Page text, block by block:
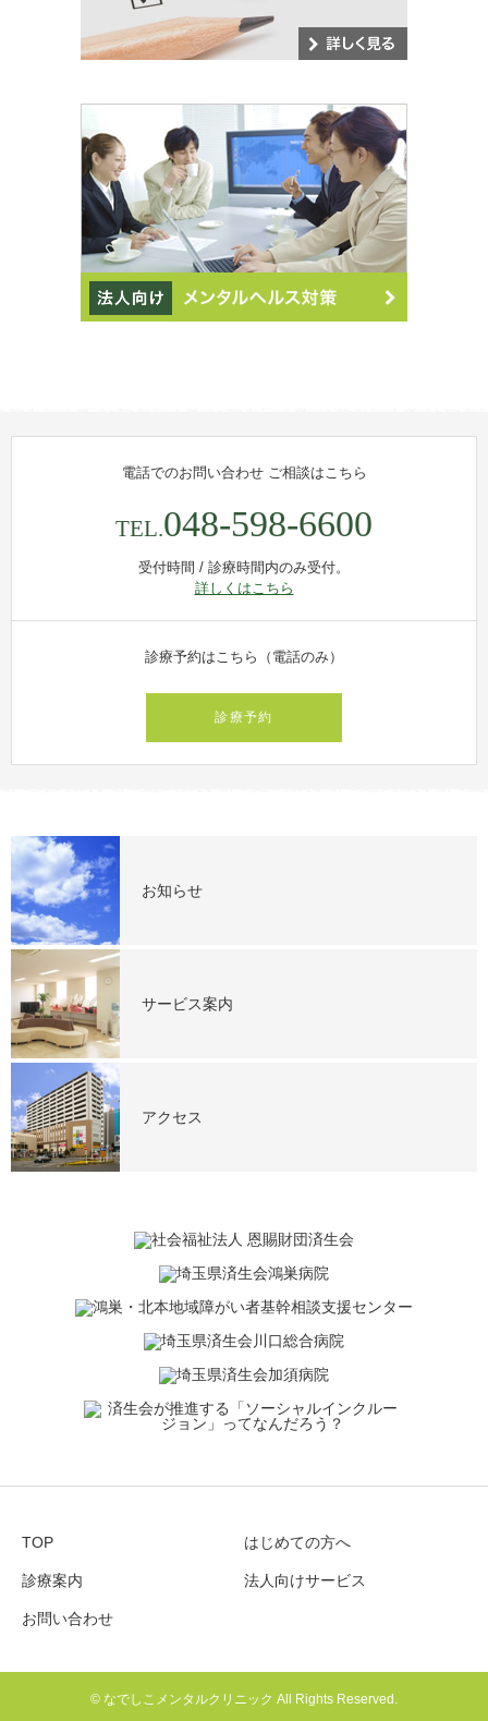
電話でのお問い合わせご相談はこちら
TEL.048-598-6600
受付時間 / 診療時間内のみ受付。
詳しくはこちら
診療予約はこちら（電話のみ）
診療予約
お知らせ
サービス案内
アクセス
TOP はじめての方へ
診療案内 法人向けサービス
お問い合わせ
© なでしこメンタルクリニック All Rights Reserved.